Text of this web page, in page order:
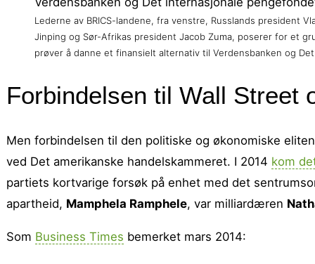
Lederne av BRICS-landene, fra venstre, Russlands president
Jinping og Sør-Afrikas president Jacob Zuma, poserer for et
prøver å danne et finansielt alternativ til Verdensbanken og
Forbindelsen til Wall Street
Men forbindelsen til den politiske og økonomiske
ved Det amerikanske handelskammeret. I 2014 kom
partiets kortvarige forsøk på enhet med det
apartheid, Mamphela Ramphele, var milliardæren
Som Business Times bemerket mars 2014: